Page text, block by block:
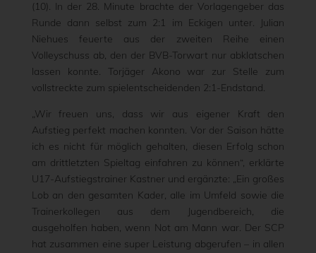
(10). In der 28. Minute brachte der Vorlagengeber das
Runde dann selbst zum 2:1 im Eckigen unter. Julian
Niehues feuerte aus der zweiten Reihe einen
Volleyschuss ab, den der BVB-Torwart nur abklatschen
lassen konnte. Torjäger Akono war zur Stelle zum
vollstreckte zum spielentscheidenden 2:1-Endstand.
„Wir freuen uns, dass wir aus eigener Kraft den
Aufstieg perfekt machen konnten. Vor der Saison hätte
ich es nicht für möglich gehalten, diesen Erfolg schon
am drittletzten Spieltag einfahren zu können“, erklärte
U17-Aufstiegstrainer Kastner und ergänzte: „Ein großes
Lob an den gesamten Kader, alle im Umfeld sowie die
Trainerkollegen aus dem Jugendbereich, die
ausgeholfen haben, wenn Not am Mann war. Der SCP
hat zusammen eine super Leistung abgerufen – in allen